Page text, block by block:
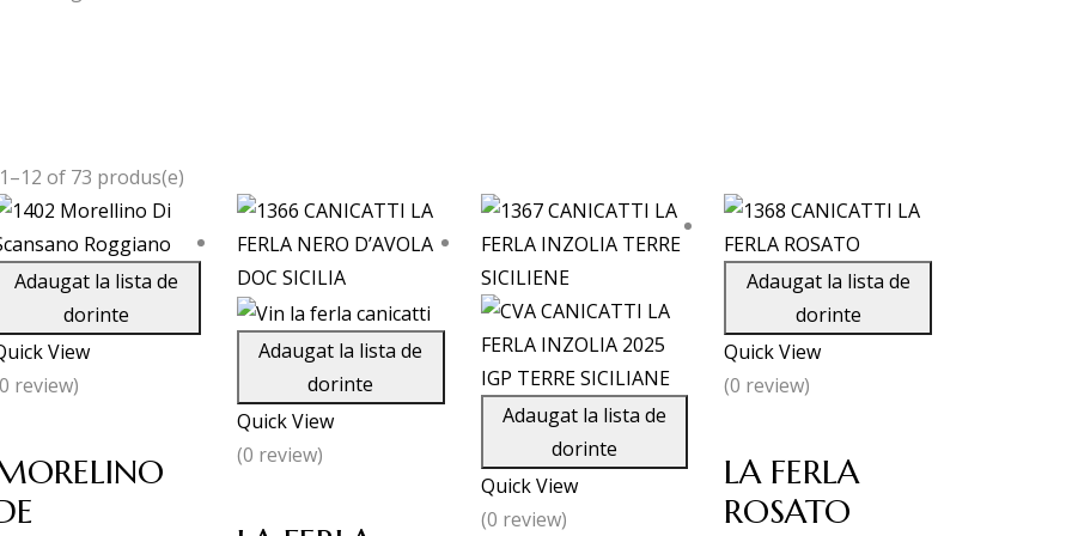
of 73 produs(e)
Adaugat la lista de
dorinte
View
review)
Adaugat la lista de
dorinte
Quick View
(0 review)
Adaugat la lista de
dorinte
Quick View
(0 review)
Adaugat la lista de
dorinte
Quick View
(0 review)
LA FERLA
ROSATO